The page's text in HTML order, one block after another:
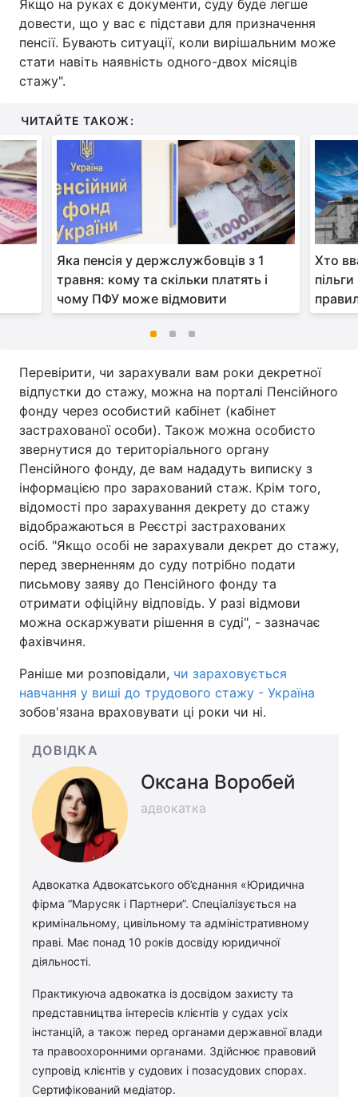
Якщо на руках є документи, суду буде легше
довести, що у вас є підстави для призначення
пенсії. Бувають ситуації, коли вирішальним може
стати навіть наявність одного-двох місяців
стажу".
ЧИТАЙТЕ ТАКОЖ:
Яка пенсія у держслужбовців з 1
травня: кому та скільки платять і
чому ПФУ може відмовити
Хто
Перевірити, чи зарахували вам роки декретної
відпустки до стажу, можна на порталі Пенсійного
фонду через особистий кабінет (кабінет
застрахованої особи). Також можна особисто
звернутися до територіального органу
Пенсійного фонду, де вам нададуть виписку з
інформацією про зарахований стаж. Крім того,
відомості про зарахування декрету до стажу
відображаються в Реєстрі застрахованих
осіб. "Якщо особі не зарахували декрет до стажу,
перед зверненням до суду потрібно подати
письмову заяву до Пенсійного фонду та
отримати офіційну відповідь. У разі відмови
можна оскаржувати рішення в суді", - зазначає
фахівчиня.
Раніше ми розповідали, чи зараховується
навчання у виші до трудового стажу - Україна
зобов'язана враховувати ці роки чи ні.
ДОВІДКА
Оксана Воробей
адвокатка
Адвокатка Адвокатського об’єднання «Юридична
фірма “Марусяк і Партнери”. Спеціалізується на
кримінальному, цивільному та адміністративному
праві. Має понад 10 років досвіду юридичної
діяльності.
Практикуюча адвокатка із досвідом захисту та
представництва інтересів клієнтів у судах усіх
інстанцій, а також перед органами державної влади
та правоохоронними органами. Здійснює правовий
супровід клієнтів у судових і позасудових спорах.
Сертифікований медіатор.